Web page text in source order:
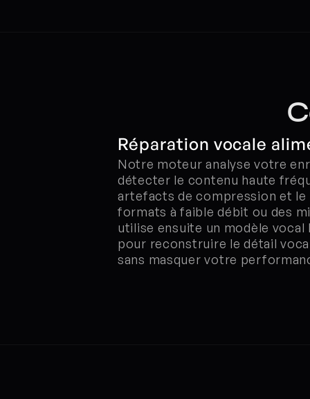
Réparation vocale
Notre moteur analyse votre
détecter le contenu haute
artefacts de compression et le
formats à faible débit ou des
utilise ensuite un modèle
pour reconstruire le détail
sans masquer votre